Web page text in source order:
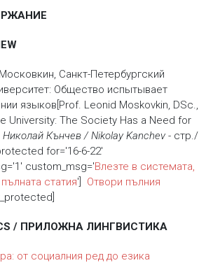
Санкт-Петербургский
Общество испытывает
языков[Prof. Leonid Moskovkin, DSc.,
University: The Society Has a Need for
Николай Кънчев / Nikolay Kanchev - стр./
for='16-6-22'
custom_msg='Влезте в системата,
статия']
Отвори пълния
/ ПРИЛОЖНА ЛИНГВИСТИКА
от социалния ред до езика